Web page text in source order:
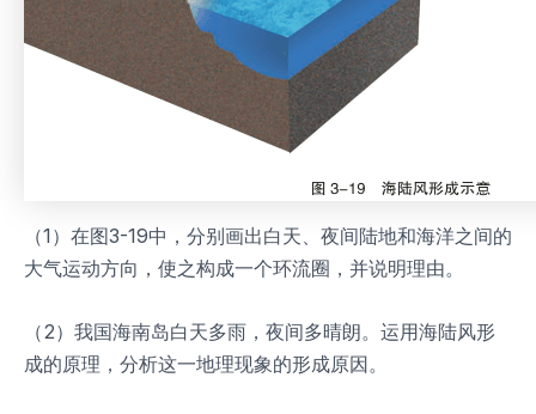
（1）在图3-19中，分别画出白天、夜间陆地和海洋之间的
大气运动方向，使之构成一个环流圈，并说明理由。
（2）我国海南岛白天多雨，夜间多晴朗。运用海陆风形
成的原理，分析这一地理现象的形成原因。